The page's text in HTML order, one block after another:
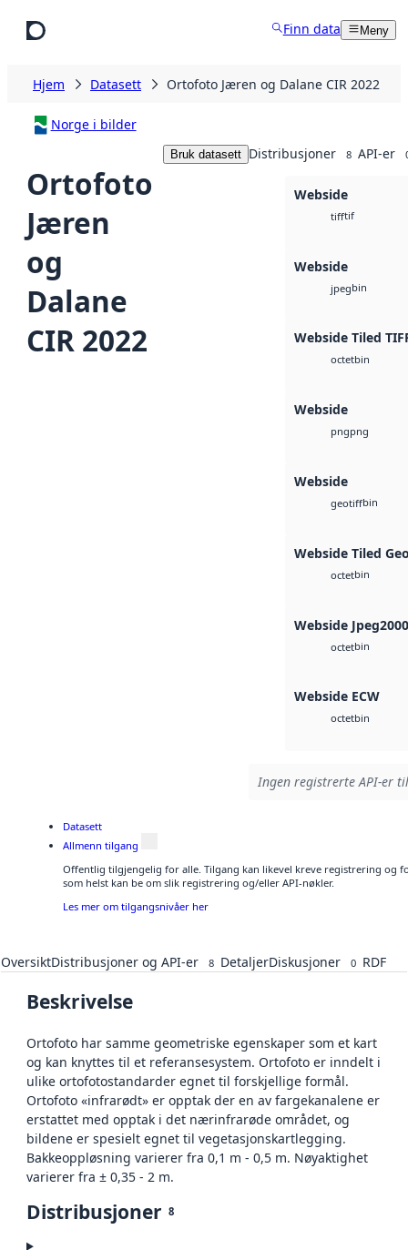
Finn data Meny
Hjem Datasett Ortofoto Jæren og Dalane CIR 2022
Norge i bilder
Ortofoto
Jæren
og
Dalane
CIR 2022
Bruk datasett Distribusjoner 8 API-er
Webside
tifftif
Webside
jpegbin
Webside Tiled
octetbin
Webside
pngpng
Webside
geotiffbin
Webside Tiled
octetbin
Webside Jpeg2000
octetbin
Webside ECW
octetbin
Ingen registrerte API-er
Datasett
Allmenn tilgang
Offentlig tilgjengelig for alle. Tilgang kan likevel kreve registrering og
som helst kan be om slik registrering og/eller API-nøkler.
Les mer om tilgangsnivåer her
OversiktDistribusjoner og API-er 8 DetaljerDiskusjoner 0 RDF
Beskrivelse
Ortofoto har samme geometriske egenskaper som et kart
og kan knyttes til et referansesystem. Ortofoto er inndelt i
ulike ortofotostandarder egnet til forskjellige formål.
Ortofoto «infrarødt» er opptak der en av fargekanalene er
erstattet med opptak i det nærinfrarøde området, og
bildene er spesielt egnet til vegetasjonskartlegging.
Bakkeoppløsning varierer fra 0,1 m - 0,5 m. Nøyaktighet
varierer fra ± 0,35 - 2 m.
Distribusjoner 8